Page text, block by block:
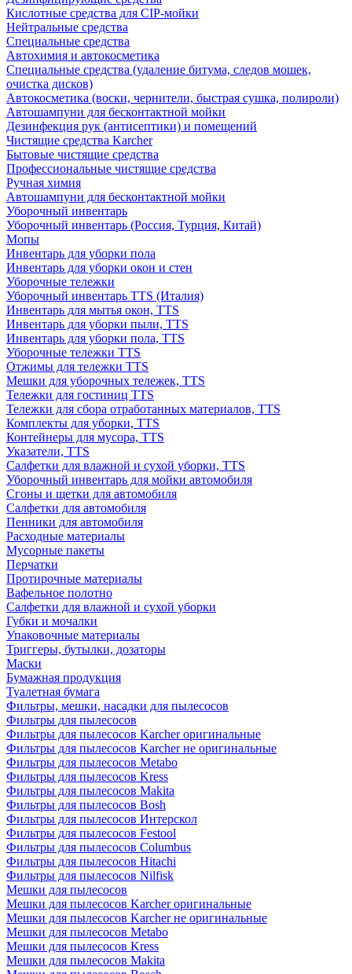
Кислотные средства для CIP-мойки
Нейтральные средства
Специальные средства
Автохимия и автокосметика
Специальные средства (удаление битума, следов мошек,
очистка дисков)
Автокосметика (воски, чернители, быстрая сушка, полироли)
Автошампуни для бесконтактной мойки
Дезинфекция рук (антисептики) и помещений
Чистящие средства Karcher
Бытовые чистящие средства
Профессиональные чистящие средства
Ручная химия
Автошампуни для бесконтактной мойки
Уборочный инвентарь
Уборочный инвентарь (Россия, Турция, Китай)
Мопы
Инвентарь для уборки пола
Инвентарь для уборки окон и стен
Уборочные тележки
Уборочный инвентарь TTS (Италия)
Инвентарь для мытья окон, TTS
Инвентарь для уборки пыли, TTS
Инвентарь для уборки пола, TTS
Уборочные тележки TTS
Отжимы для тележки TTS
Мешки для уборочных тележек, TTS
Тележки для гостиниц TTS
Тележки для сбора отработанных материалов, TTS
Комплекты для уборки, TTS
Контейнеры для мусора, TTS
Указатели, TTS
Салфетки для влажной и сухой уборки, TTS
Уборочный инвентарь для мойки автомобиля
Сгоны и щетки для автомобиля
Салфетки для автомобиля
Пенники для автомобиля
Расходные материалы
Мусорные пакеты
Перчатки
Протирочные материалы
Вафельное полотно
Салфетки для влажной и сухой уборки
Губки и мочалки
Упаковочные материалы
Триггеры, бутылки, дозаторы
Маски
Бумажная продукция
Туалетная бумага
Фильтры, мешки, насадки для пылесосов
Фильтры для пылесосов
Фильтры для пылесосов Karcher оригинальные
Фильтры для пылесосов Karcher не оригинальные
Фильтры для пылесосов Metabo
Фильтры для пылесосов Kress
Фильтры для пылесосов Makita
Фильтры для пылесосов Bosh
Фильтры для пылесосов Интерскол
Фильтры для пылесосов Festool
Фильтры для пылесосов Columbus
Фильтры для пылесосов Hitachi
Фильтры для пылесосов Nilfisk
Мешки для пылесосов
Мешки для пылесосов Karcher оригинальные
Мешки для пылесосов Karcher не оригинальные
Мешки для пылесосов Metabo
Мешки для пылесосов Kress
Мешки для пылесосов Makita